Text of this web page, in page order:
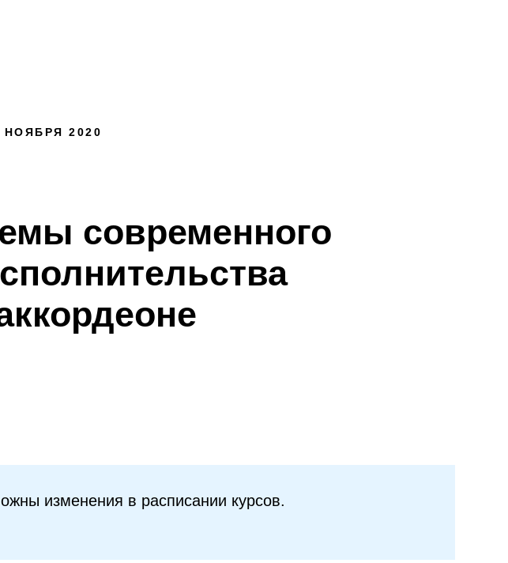
2020
современного
изменения в расписании курсов.